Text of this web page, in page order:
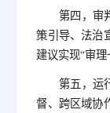
第四，审
策引导、法治
建议实现“审理
第五，运
督、跨区域协